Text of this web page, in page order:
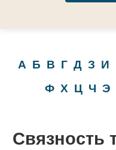
А Б В Г Д З И
Ф Х Ц Ч Э
Связность